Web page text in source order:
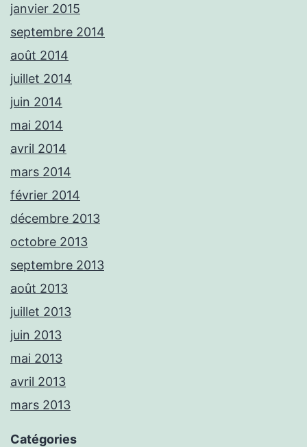
janvier 2015
septembre 2014
août 2014
juillet 2014
juin 2014
mai 2014
avril 2014
mars 2014
février 2014
décembre 2013
octobre 2013
septembre 2013
août 2013
juillet 2013
juin 2013
mai 2013
avril 2013
mars 2013
Catégories